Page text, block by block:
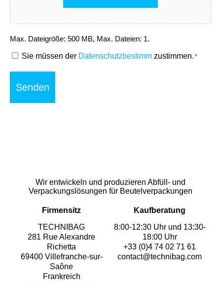
Max. Dateigröße: 500 MB, Max. Dateien: 1.
RGPDSie müssen der Datenschutzbestimm zustimmen. *
Wir entwickeln und produzieren Abfüll- und
Verpackungslösungen für Beutelverpackungen
Firmensitz
TECHNIBAG
281 Rue Alexandre
Richetta
69400 Villefranche-sur-
Saône
Frankreich
Kaufberatung
8:00-12:30 Uhr und 13:30-
18:00 Uhr
+33 (0)4 74 02 71 61
contact@technibag.com